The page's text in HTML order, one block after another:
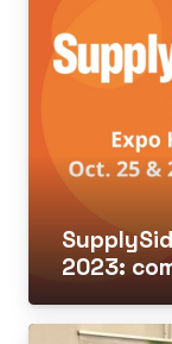
2023: